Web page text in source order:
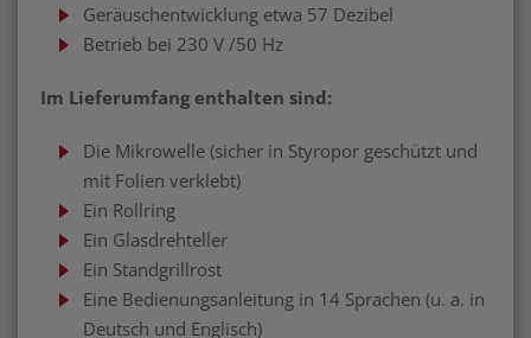
Geräuschentwicklung etwa 57 Dezibel
Betrieb bei 230 V /50 Hz
Im Lieferumfang enthalten sind:
Die Mikrowelle (sicher in Styropor geschützt und
mit Folien verklebt)
Ein Rollring
Ein Glasdrehteller
Ein Standgrillrost
Eine Bedienungsanleitung in 14 Sprachen (u. a. in
Deutsch und Englisch)